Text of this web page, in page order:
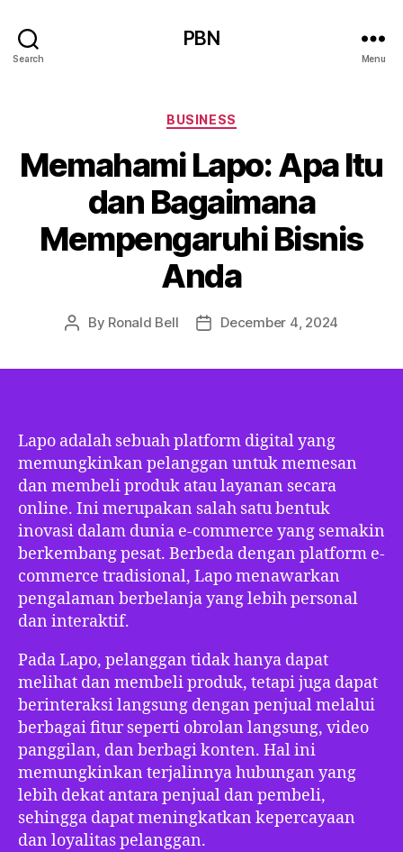
Search
PBN
Menu
Categories
BUSINESS
Memahami Lapo: Apa Itu
dan Bagaimana
Mempengaruhi Bisnis
Anda
Post
By Ronald Bell
PostDecember 4, 2024
Lapo adalah sebuah platform digital yang
memungkinkan pelanggan untuk memesan
dan membeli produk atau layanan secara
online. Ini merupakan salah satu bentuk
inovasi dalam dunia e-commerce yang semakin
berkembang pesat. Berbeda dengan platform e-
commerce tradisional, Lapo menawarkan
pengalaman berbelanja yang lebih personal
dan interaktif.
Pada Lapo, pelanggan tidak hanya dapat
melihat dan membeli produk, tetapi juga dapat
berinteraksi langsung dengan penjual melalui
berbagai fitur seperti obrolan langsung, video
panggilan, dan berbagi konten. Hal ini
memungkinkan terjalinnya hubungan yang
lebih dekat antara penjual dan pembeli,
sehingga dapat meningkatkan kepercayaan
dan loyalitas pelanggan.